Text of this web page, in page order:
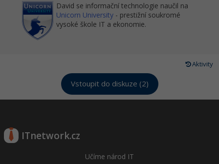
David se informační technologie naučil na
Unicorn University - prestižní soukromé
vysoké škole IT a ekonomie.
Aktivity
Vstoupit do diskuze (2)
ITnetwork.cz
Učíme národ IT